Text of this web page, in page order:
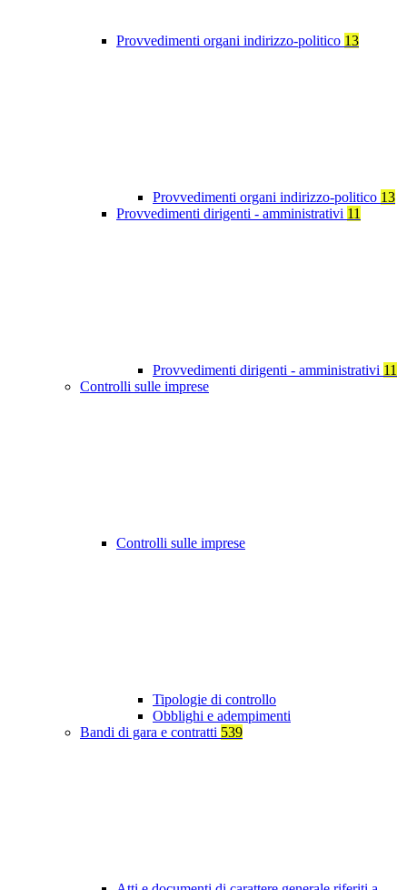
Provvedimenti organi indirizzo-politico 13
Provvedimenti organi indirizzo-politico 13
Provvedimenti dirigenti - amministrativi 11
Provvedimenti dirigenti - amministrativi 11
Controlli sulle imprese
Controlli sulle imprese
Tipologie di controllo
Obblighi e adempimenti
Bandi di gara e contratti 539